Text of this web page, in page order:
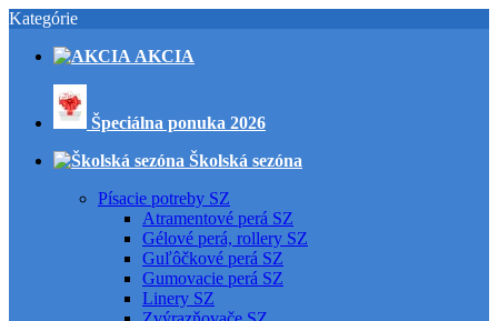
Kategórie
AKCIA
Špeciálna ponuka 2026
Školská sezóna
Písacie potreby SZ
Atramentové perá SZ
Gélové perá, rollery SZ
Guľôčkové perá SZ
Gumovacie perá SZ
Linery SZ